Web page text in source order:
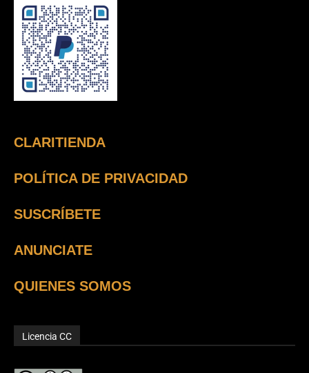
CLARITIENDA
POLÍTICA DE PRIVACIDAD
SUSCRÍBETE
ANUNCIATE
QUIENES SOMOS
Licencia CC